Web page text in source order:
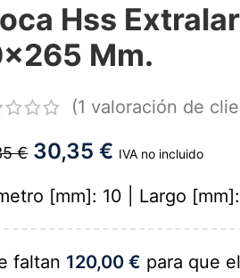
Hss
Mm.
(1 valoración de
€ 30,35€ IVA no incluido
[mm]: 10 | Largo
faltan 120,00€ para que el